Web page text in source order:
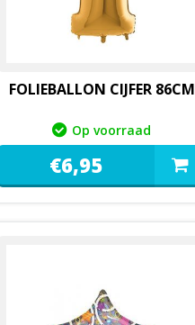
FOLIEBALLON CIJFER 86CM
Op voorraad
€6,95